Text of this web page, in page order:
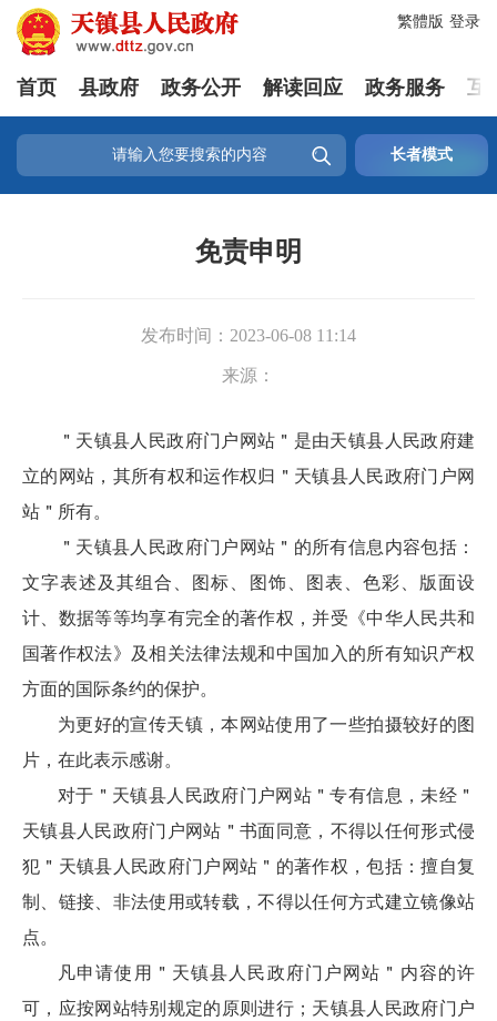
登录
繁體版
首页 县政府 政务公开 解读回应 政务服务 互
 长者模式
免责申明
发布时间： 2023-06-08 11:14
来源：
＂天镇县人民政府门户网站＂是由天镇县人民政府建
立的网站，其所有权和运作权归＂天镇县人民政府门户网
站＂所有。
＂天镇县人民政府门户网站＂的所有信息内容包括：
文字表述及其组合、图标、图饰、图表、色彩、版面设
计、数据等等均享有完全的著作权，并受《中华人民共和
国著作权法》及相关法律法规和中国加入的所有知识产权
方面的国际条约的保护。
为更好的宣传天镇，本网站使用了一些拍摄较好的图
片，在此表示感谢。
对于＂天镇县人民政府门户网站＂专有信息，未经＂
天镇县人民政府门户网站＂书面同意，不得以任何形式侵
犯＂天镇县人民政府门户网站＂的著作权，包括：擅自复
制、链接、非法使用或转载，不得以任何方式建立镜像站
点。
凡申请使用＂天镇县人民政府门户网站＂内容的许
可，应按网站特别规定的原则进行；天镇县人民政府门户